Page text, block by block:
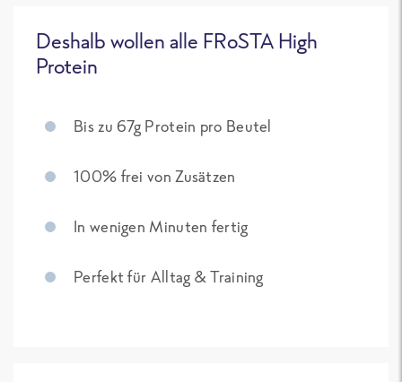
Deshalb wollen alle FRoSTA High
Protein
Bis zu 67g Protein pro Beutel
100% frei von Zusätzen
In wenigen Minuten fertig
Perfekt für Alltag & Training